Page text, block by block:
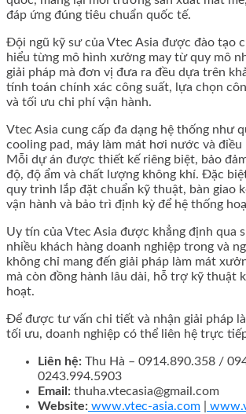
đáp ứng đúng tiêu chuẩn quốc tế.
Đội ngũ kỹ sư của Vtec Asia được đào tạo
hiểu từng mô hình xưởng may từ quy mô
giải pháp mà đơn vị đưa ra đều dựa trên
tính toán chính xác công suất, lựa chọn
và tối ưu chi phí vận hành.
Vtec Asia cung cấp đa dạng hệ thống như
cooling pad, máy làm mát hơi nước và điều
Mỗi dự án được thiết kế riêng biệt, bảo
độ, độ ẩm và chất lượng không khí. Đặc
quy trình lắp đặt chuẩn kỹ thuật, bàn giao
vận hành và bảo trì định kỳ để hệ thống
Uy tín của Vtec Asia được khẳng định qua
nhiều khách hàng doanh nghiệp trong và
không chỉ mang đến giải pháp làm mát
mà còn đồng hành lâu dài, hỗ trợ kỹ thuật
hoạt.
Để được tư vấn chi tiết và nhận giải pháp
tối ưu, doanh nghiệp có thể liên hệ trực
Liên hệ: Thu Hà – 0914.890.358 /
0243.994.5903
Email: thuha.vtecasia@gmail.com
Website: www.vtec-asia.com